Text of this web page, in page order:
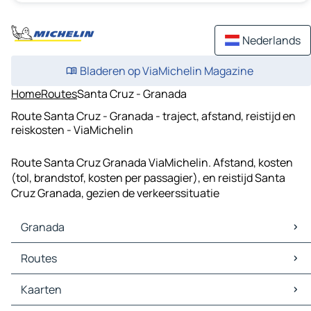
Nederlands
Bladeren op ViaMichelin Magazine
HomeRoutesSanta Cruz - Granada
Route Santa Cruz - Granada - traject, afstand, reistijd en
reiskosten - ViaMichelin
Route Santa Cruz Granada ViaMichelin. Afstand, kosten
(tol, brandstof, kosten per passagier), en reistijd Santa
Cruz Granada, gezien de verkeerssituatie
Granada
Granada Kaarten
Granada Verkeer
Granada Hotels
Granada Restaurants
Routes
Routes Granada - Motril
Routes Granada - Armilla
Kaarten